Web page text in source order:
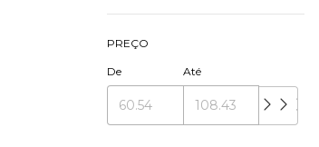
PREÇO
De Até